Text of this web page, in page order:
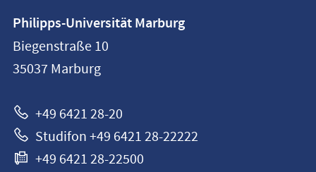
Philipps-
Universität
Marburg
Philipps-Universität Marburg
Biegenstraße 10
35037 Marburg
+49 6421 28-20
Studifon +49 6421 28-22222
+49 6421 28-22500